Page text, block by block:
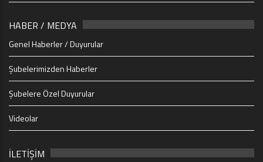
HABER / MEDYA
Genel Haberler / Duyurular
Şubelerimizden Haberler
Şubelere Özel Duyurular
Videolar
İLETİŞİM